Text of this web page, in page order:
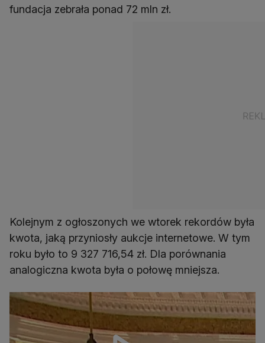
fundacja zebrała ponad 72 mln zł.
Kolejnym z ogłoszonych we wtorek rekordów była
kwota, jaką przyniosły aukcje internetowe. W tym
roku było to 9 327 716,54 zł. Dla porównania
analogiczna kwota była o połowę mniejsza.